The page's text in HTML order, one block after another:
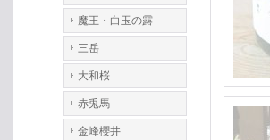
魔王・白玉の露
三岳
大和桜
赤兎馬
金峰櫻井